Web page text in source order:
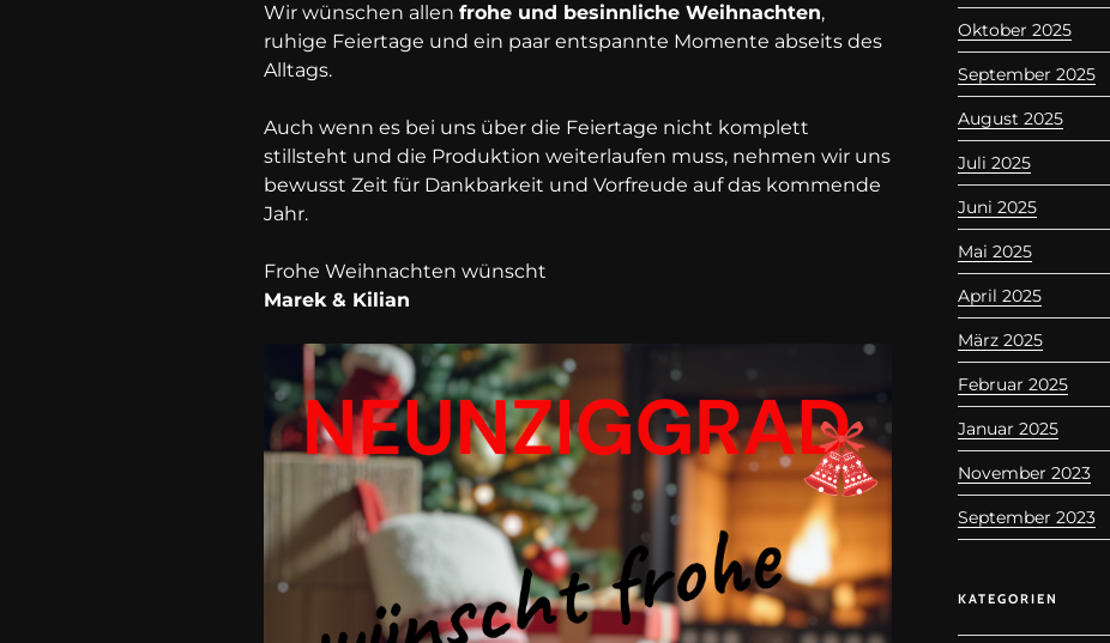
Wir wünschen allen frohe und besinnliche Weihnachten,
ruhige Feiertage und ein paar entspannte Momente abseits des
Alltags.
Auch wenn es bei uns über die Feiertage nicht komplett
stillsteht und die Produktion weiterlaufen muss, nehmen wir uns
bewusst Zeit für Dankbarkeit und Vorfreude auf das kommende
Jahr.
Frohe Weihnachten wünscht
Marek & Kilian
Oktober 2025
September 2025
August 2025
Juli 2025
Juni 2025
Mai 2025
April 2025
März 2025
Februar 2025
Januar 2025
November 2023
September 2023
KATEGORIEN